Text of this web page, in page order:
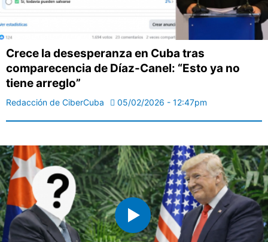
Crece la desesperanza en Cuba tras
comparecencia de Díaz-Canel: “Esto ya no
tiene arreglo”
Redacción de CiberCuba 05/02/2026 - 12:47pm